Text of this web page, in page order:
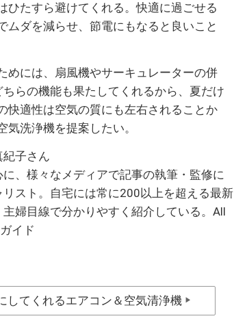
ひたすら避けてくれる。快適に過ごせる
ムダを減らせ、節電にもなると良いこと
めには、扇風機やサーキュレーターの併
らの機能も果たしてくれるから、夏だけ
快適性は空気の質にも左右されることか
洗浄機を提案したい。
子さん
、様々なメディアで記事の執筆・監修に
スト。自宅には常に200以上を超える最新
婦目線で分かりやすく紹介している。All
イド
してくれるエアコン＆空気清浄機 ▶